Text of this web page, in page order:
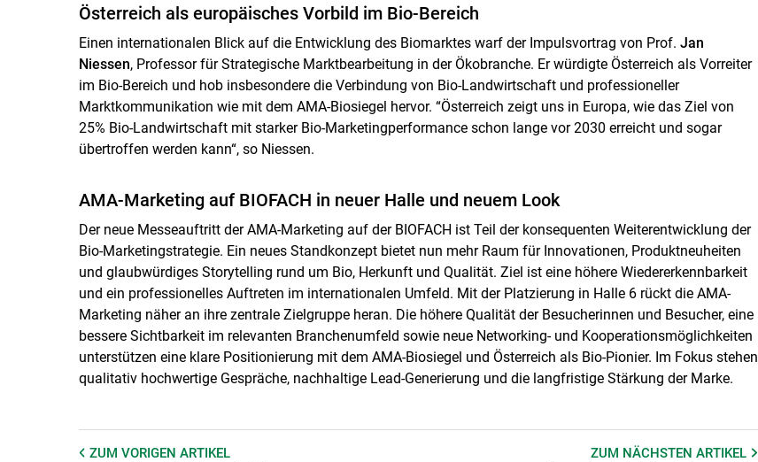
Österreich als europäisches Vorbild im Bio-Bereich
Einen internationalen Blick auf die Entwicklung des Biomarktes warf der Impulsvortrag von Prof. Jan
Niessen, Professor für Strategische Marktbearbeitung in der Ökobranche. Er würdigte Österreich als Vorreiter
im Bio-Bereich und hob insbesondere die Verbindung von Bio-Landwirtschaft und professioneller
Marktkommunikation wie mit dem AMA-Biosiegel hervor. “Österreich zeigt uns in Europa, wie das Ziel von
25% Bio-Landwirtschaft mit starker Bio-Marketingperformance schon lange vor 2030 erreicht und sogar
übertroffen werden kann“, so Niessen.
AMA-Marketing auf BIOFACH in neuer Halle und neuem Look
Der neue Messeauftritt der AMA-Marketing auf der BIOFACH ist Teil der konsequenten Weiterentwicklung der
Bio-Marketingstrategie. Ein neues Standkonzept bietet nun mehr Raum für Innovationen, Produktneuheiten
und glaubwürdiges Storytelling rund um Bio, Herkunft und Qualität. Ziel ist eine höhere Wiedererkennbarkeit
und ein professionelles Auftreten im internationalen Umfeld. Mit der Platzierung in Halle 6 rückt die AMA-
Marketing näher an ihre zentrale Zielgruppe heran. Die höhere Qualität der Besucherinnen und Besucher, eine
bessere Sichtbarkeit im relevanten Branchenumfeld sowie neue Networking- und Kooperationsmöglichkeiten
unterstützen eine klare Positionierung mit dem AMA-Biosiegel und Österreich als Bio-Pionier. Im Fokus stehen
qualitativ hochwertige Gespräche, nachhaltige Lead-Generierung und die langfristige Stärkung der Marke.
ZUM VORIGEN ARTIKEL ZUM NÄCHSTENARTIKEL